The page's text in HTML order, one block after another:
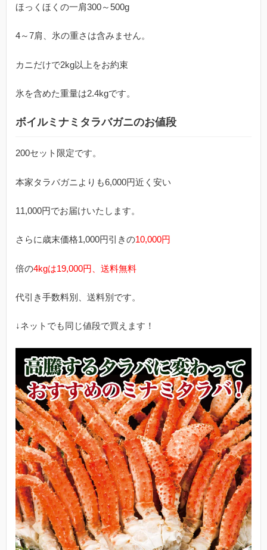
ほっくほくの一肩300～500g
4～7肩、氷の重さは含みません。
カニだけで2kg以上をお約束
氷を含めた重量は2.4kgです。
ボイルミナミタラバガニのお値段
200セット限定です。
本家タラバガニよりも6,000円近く安い
11,000円でお届けいたします。
さらに歳末価格1,000円引きの10,000円
倍の4kgは19,000円、送料無料
代引き手数料別、送料別です。
↓ネットでも同じ値段で買えます！